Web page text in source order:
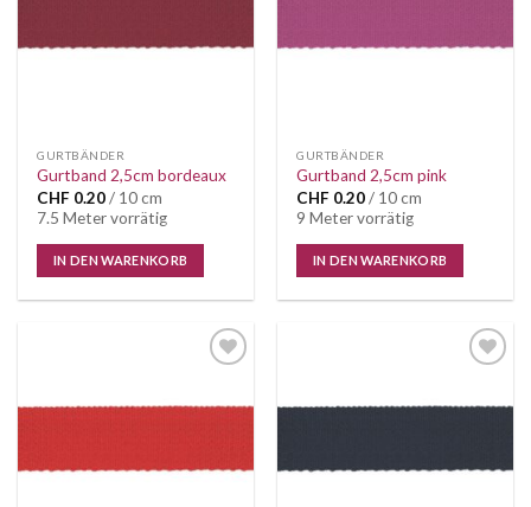
GURTBÄNDER
Gurtband 2,5cm bordeaux
CHF 0.20/ 10 cm
7.5 Meter vorrätig
IN DEN WARENKORB
GURTBÄNDER
Gurtband 2,5cm pink
CHF 0.20/ 10 cm
9 Meter vorrätig
IN DEN WARENKORB